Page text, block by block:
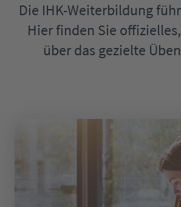
Die IHK-Weiterbildung
Hier finden Sie
über das gezielte